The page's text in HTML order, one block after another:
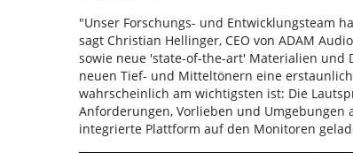
"Unser Forschungs- und Entwicklungsteam
sagt Christian Hellinger, CEO von ADAM
sowie neue 'state-of-the-art' Materialien und
neuen Tief- und Mitteltönern eine
wahrscheinlich am wichtigsten ist: Die
Anforderungen, Vorlieben und Umgebungen
integrierte Plattform auf den Monitoren